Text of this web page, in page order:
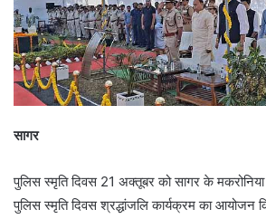
सागर
पुलिस स्मृति दिवस 21 अक्तूबर को सागर के
पुलिस स्मृति दिवस श्रद्धांजलि कार्यक्रम का आयोजन